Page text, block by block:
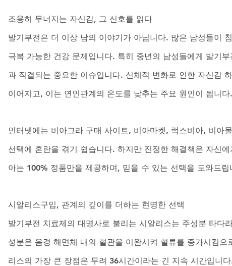
조용히 무너지는 자신감, 그 신호를 읽다
발기부전은 더 이상 남의 이야기가 아닙니다. 많은 남성들이
극복 가능한 건강 문제입니다. 특히 중년의 남성들에게 발기
과 직결되는 중요한 이슈입니다. 신체적 변화로 인한 자신감
이어지고, 이는 연인관계의 온도를 낮추는 주요 원인이 됩니다.
인터넷에는 비아그라 구매 사이트, 비아마켓, 럭스비아, 비아
선택에 혼란을 겪기 쉽습니다. 하지만 진정한 해결책은 자신
아는 100% 정품만을 제공하며, 믿을 수 있는 선택을 도와드립
시알리스구입, 관계의 깊이를 더하는 현명한 선택
발기부전 치료제의 대명사로 불리는 시알리스는 주성분 타다
성분은 음경 해면체 내의 혈관을 이완시켜 혈류를 증가시킴
리스의 가장 큰 장점은 무려 36시간이라는 긴 지속 시간입니